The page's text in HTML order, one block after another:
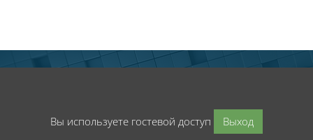
Вы используете гостевой доступ Выход